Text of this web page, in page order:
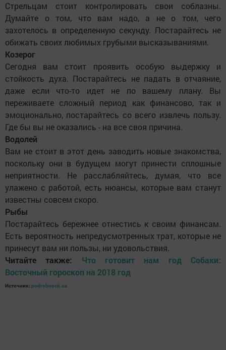
Стрельцам стоит контролировать свои соблазны.
Думайте о том, что вам надо, а не о том, чего
захотелось в определенную секунду. Постарайтесь не
обижать своих любимых грубыми высказываниями.
Козерог
Сегодня вам стоит проявить особую выдержку и
стойкость духа. Постарайтесь не падать в отчаяние,
даже если что-то идет не по вашему плану. Вы
переживаете сложный период как финансово, так и
эмоционально, постарайтесь со всего извлечь пользу.
Где бы вы не оказались - на все своя причина.
Водолей
Вам не стоит в этот день заводить новые знакомства,
поскольку они в будущем могут принести сплошные
неприятности. Не расслабляйтесь, думая, что все
улажено с работой, есть нюансы, которые вам станут
известны совсем скоро.
Рыбы
Постарайтесь бережнее отнестись к своим финансам.
Есть вероятность непредусмотренных трат, которые не
принесут вам ни пользы, ни удовольствия.
Читайте также: Что готовит нам год Собаки:
Восточный гороскоп на 2018 год
Источник: podrobnosti.ua